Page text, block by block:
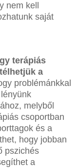
nem kell
saját
terápiás
a
problémánkkal
melyből
csoportban
és a
hogy jobban
pszichés
a